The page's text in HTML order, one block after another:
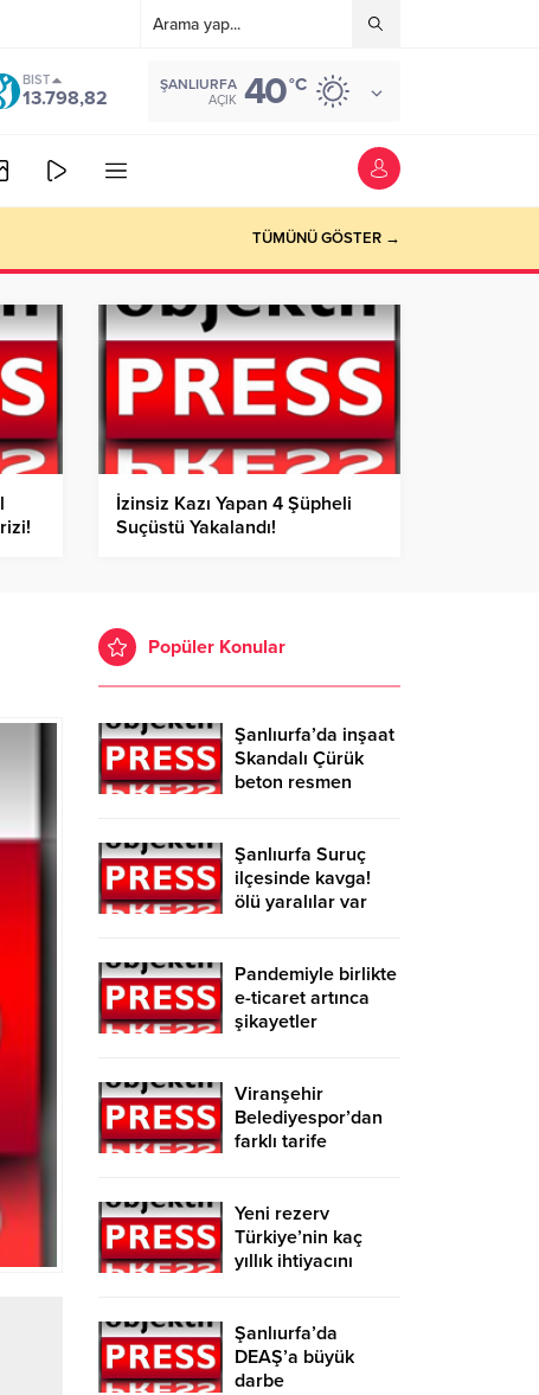
BIST
13.798,82
ŞANLIURFA
AÇIK 40°C
TÜMÜNÜ GÖSTER →
İzinsiz Kazı Yapan 4 Şüpheli
Suçüstü Yakalandı!
Popüler Konular
Şanlıurfa’da inşaat
Skandalı Çürük
beton resmen
Şanlıurfa Suruç
ilçesinde kavga!
ölü yaralılar var
Pandemiyle birlikte
e-ticaret artınca
şikayetler
Viranşehir
Belediyespor’dan
farklı tarife
Yeni rezerv
Türkiye’nin kaç
yıllık ihtiyacını
Şanlıurfa’da
DEAŞ’a büyük
darbe